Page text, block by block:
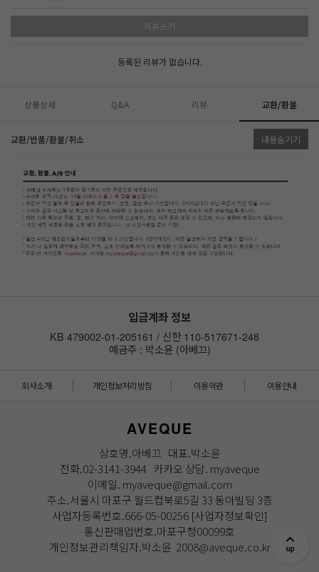
리뷰쓰기
등록된 리뷰가 없습니다.
상품상세 Q&A 리뷰 교환/환불
교환/반품/환불/취소 내용숨기기
입금계좌 정보
KB 479002-01-205161 / 신한 110-517671-248
예금주 : 박소윤 (아베끄)
회사소개 개인정보처리방침 이용약관 이용안내
AVEQUE
상호명.아베끄 대표.박소윤
전화.02-3141-3944 카카오 상담. myaveque
이메일. myaveque@gmail.com
주소.서울시 마포구 월드컵북로5길 33 동아빌딩 3층
사업자등록번호.666-05-00256 [사업자정보확인]
통신판매업번호.마포구청00099호
개인정보관리책임자.박소윤 2008@aveque.co.kr